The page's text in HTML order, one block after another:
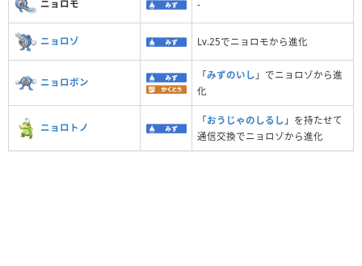
ニョロモ -
ニョロゾ Lv.25でニョロモから進化
ニョロボン
「みずのいし 」でニョロゾから進
化
ニョロトノ
「おうじゃのしるし 」を持たせて
通信交換でニョロゾから進化